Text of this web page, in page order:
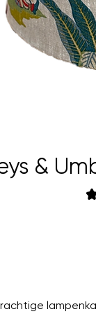
&
★